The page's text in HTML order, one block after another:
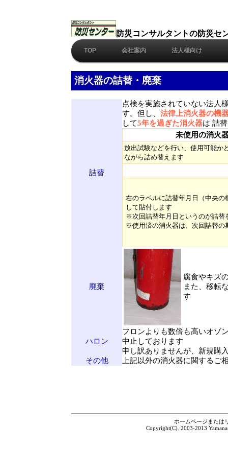
防災コンサルタントの防災セ
TOP 会社案内 法人様向け
消火器の詰替・廃棄
詰替
点検を実施されていない法人
す。但し、 法律上消火器の機
して5年を過ぎた消火器は 詰
未使用の消火
放出試験などを行い、使用可能か
ながら詰め替えます
右のラベルに詰替年月日（中央
して貼付します
※次回詰替年月日というのが詰替
※使用済の消火器は、次回詰替の
廃棄
腐食やキズ
また、移転
す
ハロン
フロンよりも数倍も高いオゾ
中止しております
申し訳ありませんが、新規購
その他
上記以外の消火器に関するご
ホームページまたは
Copyright(C). 2003-2013